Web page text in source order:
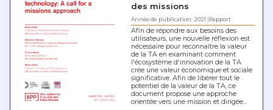
des missions
Année de publication: 2021 Rapport
Afin de répondre aux besoins des
utilisateurs, une nouvelle réflexion est
nécessaire pour reconnaître la valeur
de la TA en examinant comment
l'écosystème d'innovation de la TA
crée une valeur économique et sociale
significative. Afin de libérer tout le
potentiel de la valeur de la TA, ce
document propose une approche
orientée vers une mission et dirigée…